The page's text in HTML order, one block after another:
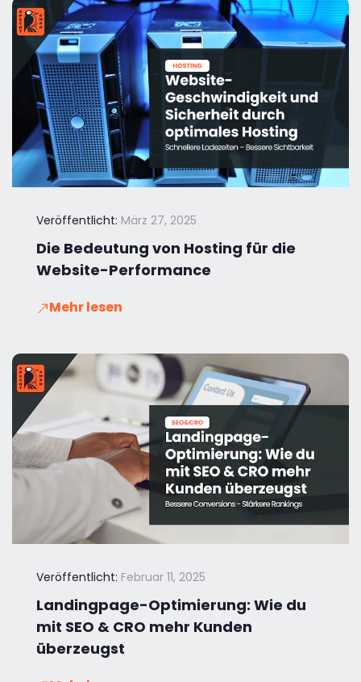
Veröffentlicht: März 27, 2025
Die Bedeutung von Hosting für die
Website-Performance
Mehr lesen
Veröffentlicht: Februar 11, 2025
Landingpage-Optimierung: Wie du
mit SEO & CRO mehr Kunden
überzeugst